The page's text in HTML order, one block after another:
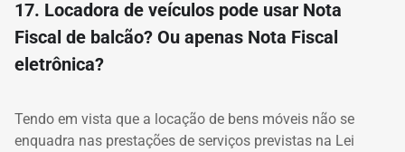
17. Locadora de veículos pode usar Nota
Fiscal de balcão? Ou apenas Nota Fiscal
eletrônica?
Tendo em vista que a locação de bens móveis não se
enquadra nas prestações de serviços previstas na Lei